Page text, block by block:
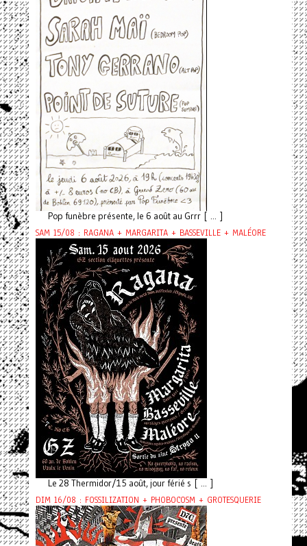
Pop funèbre présente, le 6 août au Grrr [ ... ]
SAM 15/08 : RAGANA + MARGARITA + BASSEVILLE + MALÉORE
Le 28 Thermidor/15 août, jour férié s [ ... ]
DIM 16/08 : FOSSILIZATION + PHOBOCOSM + GROTESQUERIE